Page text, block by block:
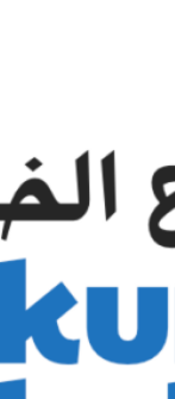
Tonggak Baru